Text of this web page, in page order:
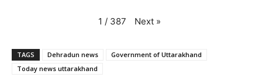
1 / 387 Next »
TAGS Dehradun news
Government of Uttarakhand
Today news uttarakhand